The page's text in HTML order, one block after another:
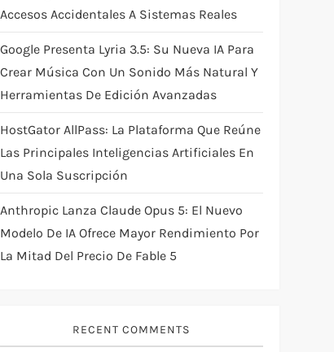
Accesos Accidentales A Sistemas Reales
Google Presenta Lyria 3.5: Su Nueva IA Para
Crear Música Con Un Sonido Más Natural Y
Herramientas De Edición Avanzadas
HostGator AllPass: La Plataforma Que Reúne
Las Principales Inteligencias Artificiales En
Una Sola Suscripción
Anthropic Lanza Claude Opus 5: El Nuevo
Modelo De IA Ofrece Mayor Rendimiento Por
La Mitad Del Precio De Fable 5
RECENT COMMENTS